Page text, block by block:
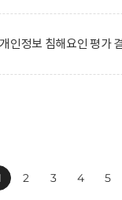
인정보 침해요인 평가
2 3 4 5